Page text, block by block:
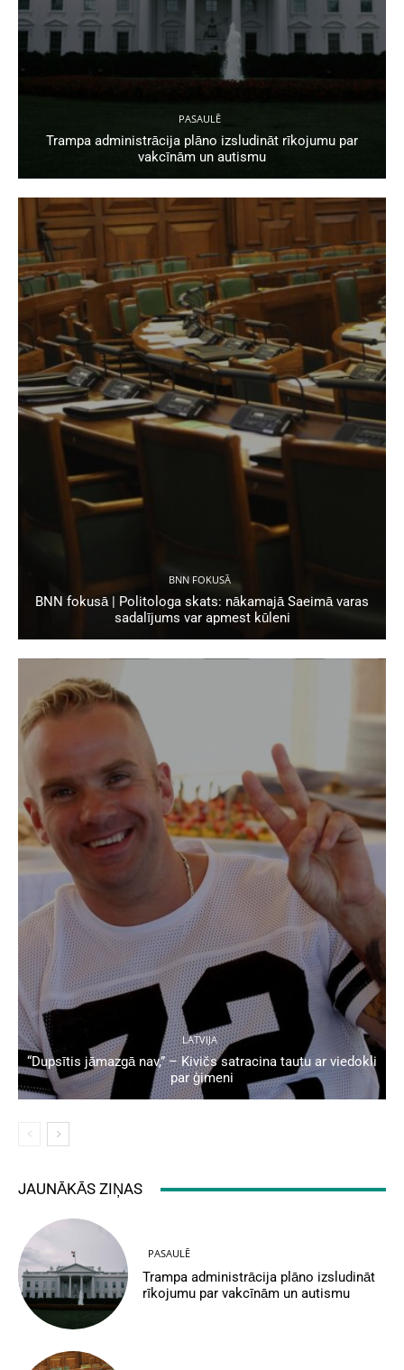
PASAULĒ
Trampa administrācija plāno izsludināt rīkojumu par
vakcīnām un autismu
BNN FOKUSĀ
BNN fokusā | Politologa skats: nākamajā Saeimā varas
sadalījums var apmest kūleni
LATVIJA
“Dupsītis jāmazgā nav,” – Kivičs satracina tautu ar viedokli
par ģimeni
JAUNĀKĀS ZIŅAS
PASAULĒ
Trampa administrācija plāno izsludināt
rīkojumu par vakcīnām un autismu